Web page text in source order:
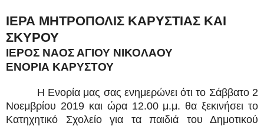
ΙΕΡΑ ΜΗΤΡΟΠΟΛΙΣ ΚΑΡΥΣΤΙΑΣ ΚΑΙ
ΣΚΥΡΟΥ
ΙΕΡΟΣ ΝΑΟΣ ΑΓΙΟΥ ΝΙΚΟΛΑΟΥ
ΕΝΟΡΙΑ ΚΑΡΥΣΤΟΥ
Η Ενορία μας σας ενημερώνει ότι το Σάββατο 2
Νοεμβρίου 2019 και ώρα 12.00 μ.μ. θα ξεκινήσει το
Κατηχητικό Σχολείο για τα παιδιά του Δημοτικού